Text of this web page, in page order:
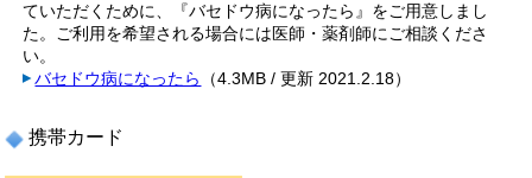
ていただくために、『バセドウ病になったら』をご用意しまし
た。ご利用を希望される場合には医師・薬剤師にご相談くださ
い。
バセドウ病になったら
（4.3MB / 更新 2021.2.18）
携帯カード